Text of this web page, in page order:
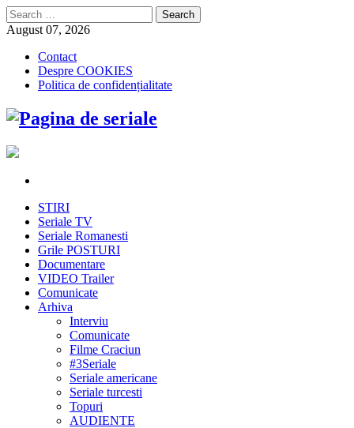
Search
for:
August 07, 2026
Contact
Despre COOKIES
Politica de confidențialitate
STIRI
Seriale TV
Seriale Romanesti
Grile POSTURI
Documentare
VIDEO Trailer
Comunicate
Arhiva
Interviu
Comunicate
Filme Craciun
#3Seriale
Seriale americane
Seriale turcesti
Topuri
AUDIENTE